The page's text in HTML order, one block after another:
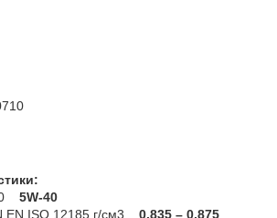
5W-40
EN ISO 12185 г/см3 0,835 – 0,875